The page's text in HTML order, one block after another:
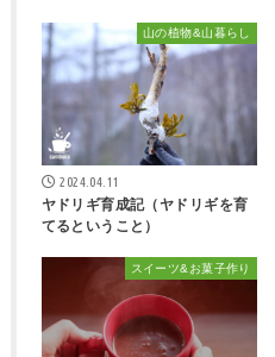
山の植物&山暮らし
2024.04.11
ヤドリギ育成記（ヤドリギを育
てるということ）
スイーツ&お菓子作り